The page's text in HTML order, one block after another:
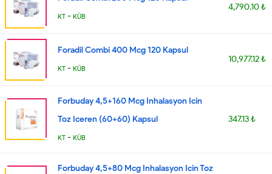
KT - KÜB
4,790.10 ₺
Foradil Combi 400 Mcg 120 Kapsul
KT - KÜB
10,977.12 ₺
Forbuday 4,5+160 Mcg Inhalasyon Icin
Toz Iceren (60+60) Kapsul
KT - KÜB
347.13 ₺
Forbuday 4,5+80 Mcg Inhalasyon Icin Toz